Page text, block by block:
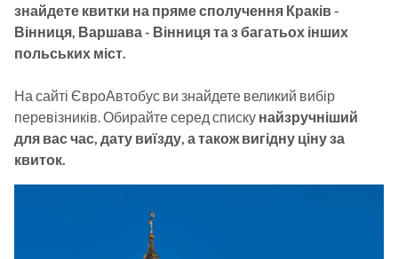
знайдете квитки на пряме сполучення Краків -
Вінниця, Варшава - Вінниця та з багатьох інших
польських міст.
На сайті ЄвроАвтобус ви знайдете великий вибір
перевізників. Обирайте серед списку найзручніший
для вас час, дату виїзду, а також вигідну ціну за
квиток.